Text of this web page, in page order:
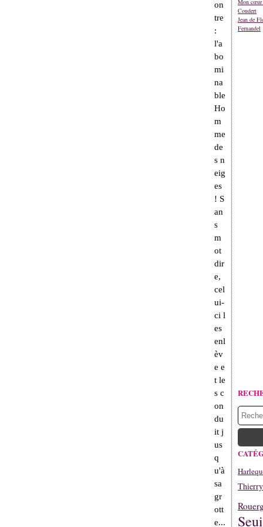
on
tre
:
l'a
bo
mi
na
ble
Ho
m
me
de
s n
eig
es
! S
an
s
m
ot
dir
e,
cel
ui-
ci l
es
enl
èv
e e
t le
s c
on
du
it j
us
q
u'à
sa
gr
ott
e...
Mon cœur
Coudert
Jean de
Fernandel